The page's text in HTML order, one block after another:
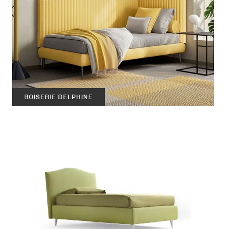
BOISERIE DELPHINE